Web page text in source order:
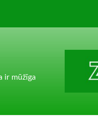
ir mūžīga